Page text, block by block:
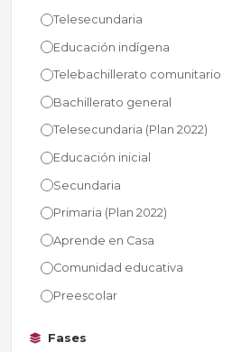
Telesecundaria
Educación indígena
Telebachillerato comunitario
Bachillerato general
Telesecundaria (Plan 2022)
Educación inicial
Secundaria
Primaria (Plan 2022)
Aprende en Casa
Comunidad educativa
Preescolar
Fases